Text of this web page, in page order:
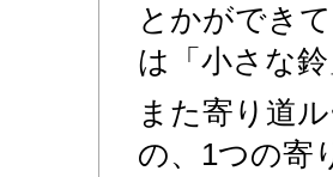
とかができ
は「小さな
また寄り道
の、1つの寄